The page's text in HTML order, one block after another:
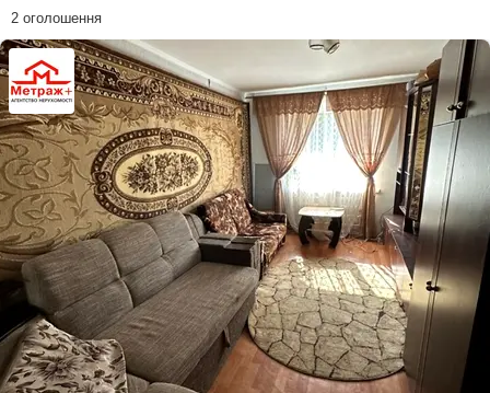
2 оголошення